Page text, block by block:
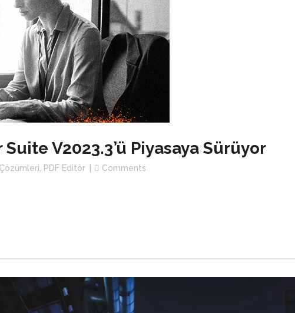
Suite V2023.3’ü Piyasaya Sürüyor
PDF Editör Comments